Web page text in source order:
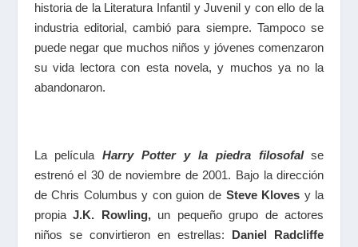
historia de la Literatura Infantil y Juvenil y con ello de la
industria editorial, cambió para siempre. Tampoco se
puede negar que muchos niños y jóvenes comenzaron
su vida lectora con esta novela, y muchos ya no la
abandonaron.
La películaHarry Potter y la piedra filosofalse
estrenó el 30 de noviembre de 2001. Bajo la dirección
de Chris Columbus y con guion de Steve Kloves y la
propiaJ.K. Rowling,un pequeño grupo de actores
niños se convirtieron en estrellas: Daniel Radcliffe